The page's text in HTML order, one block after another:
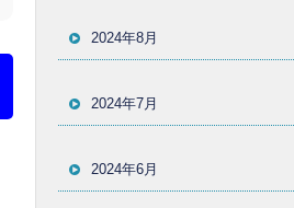
2024年8月
2024年7月
2024年6月